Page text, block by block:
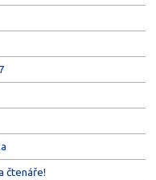
čtenáře!